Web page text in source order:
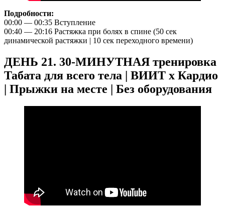
Подробности:
00:00 — 00:35 Вступление
00:40 — 20:16 Растяжка при болях в спине (50 сек
динамической растяжки | 10 сек переходного времени)
ДЕНЬ 21. 30-МИНУТНАЯ тренировка
Табата для всего тела | ВИИТ x Кардио
| Прыжки на месте | Без оборудования